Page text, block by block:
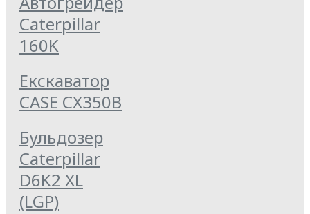
Caterpillar
160K
Екскаватор
CASE CX350B
Бульдозер
Caterpillar
D6K2 XL
(LGP)